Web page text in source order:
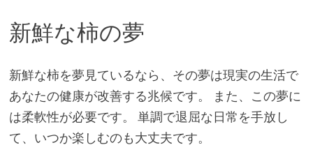
新鮮な柿の夢
新鮮な柿を夢見ているなら、その夢は現実の生活で
あなたの健康が改善する兆候です。 また、この夢に
は柔軟性が必要です。 単調で退屈な日常を手放し
て、いつか楽しむのも大丈夫です。